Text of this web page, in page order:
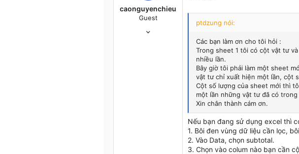
caonguyenchieu
Guest
ptdzung nói:
Các bạn làm ơn cho tôi hỏi :
Trong sheet 1 tôi có cột vật tư
nhiều lần.
Bây giờ tôi phải làm một sheet
vật tư chỉ xuất hiện một lần, cột
Cột số lượng của sheet mới thì
một lần những vật tư đã có
Xin chân thành cám ơn.
Nếu bạn đang sử dụng excel thì
1. Bôi đen vùng dữ liệu cần lọc,
2. Vào Data, chọn subtotal.
3. Chọn vào colum nào bạn cần